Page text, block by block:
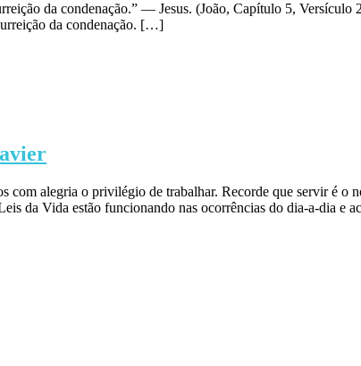
da condenação.” — Jesus. (João, Capítulo 5, Versículo
da condenação. […]
com alegria o privilégio de trabalhar. Recorde que servir é
da Vida estão funcionando nas ocorrências do dia-a-dia e